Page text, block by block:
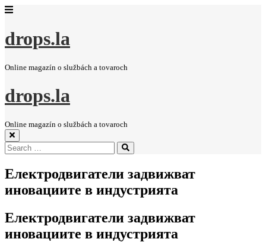
drops.la
Online magazín o službách a tovaroch
drops.la
Online magazín o službách a tovaroch
Search
for:
Search
Електродвигатели задвижват
иновациите в индустрията
Електродвигатели задвижват
иновациите в индустрията